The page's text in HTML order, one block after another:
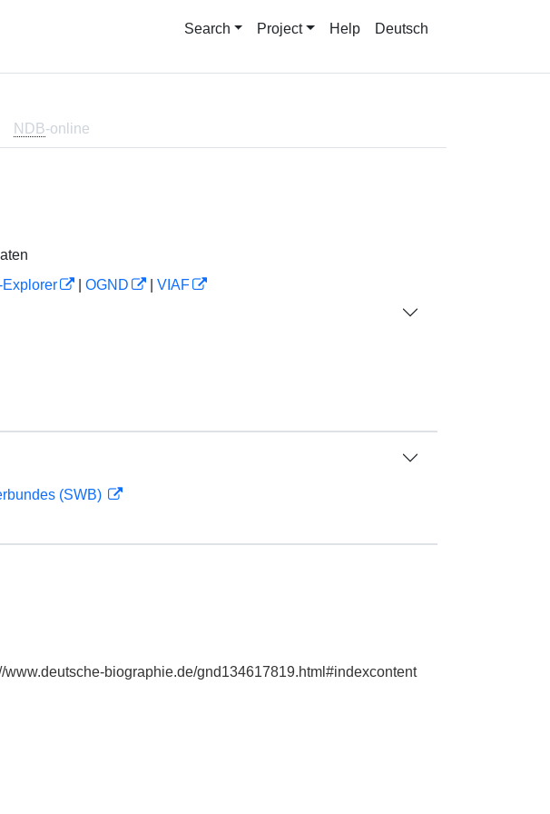
Search Project Help Deutsch
NDB-online
OGND
VIAF
(SWB)
biographie.de/gnd134617819.html#indexcontent